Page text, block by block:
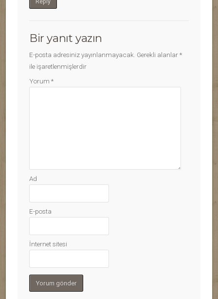
Reply
Bir yanıt yazın
E-posta adresiniz yayınlanmayacak. Gerekli alanlar*
ile işaretlenmişlerdir
Yorum *
Ad
E-posta
İnternet sitesi